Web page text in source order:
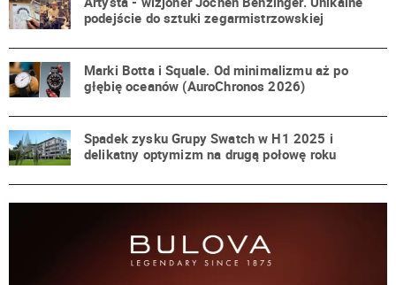
podejście do sztuki zegarmistrzowskiej
Marki Botta i Squale. Od minimalizmu aż po
głębię oceanów (AuroChronos 2026)
Spadek zysku Grupy Swatch w H1 2025 i
delikatny optymizm na drugą połowę roku